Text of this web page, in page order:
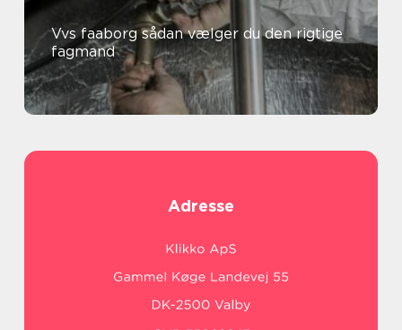
Vvs faaborg sådan vælger du den rigtige
fagmand
Adresse